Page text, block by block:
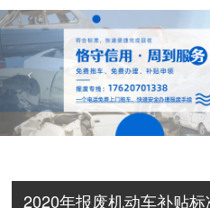
2020年报废机动车补贴标